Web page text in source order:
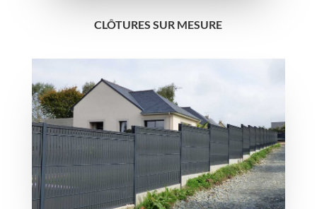
CLÔTURES SUR MESURE